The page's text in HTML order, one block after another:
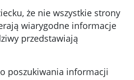
że nie wszystkie strony
wiarygodne informacje
przedstawiają
poszukiwania informacji